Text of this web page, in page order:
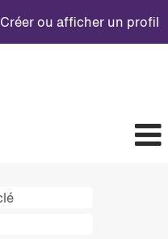
Créer ou afficher un profil